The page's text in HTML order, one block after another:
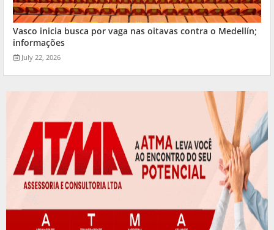
Vasco inicia busca por vaga nas oitavas contra o Medellín;
informações
July 22, 2026